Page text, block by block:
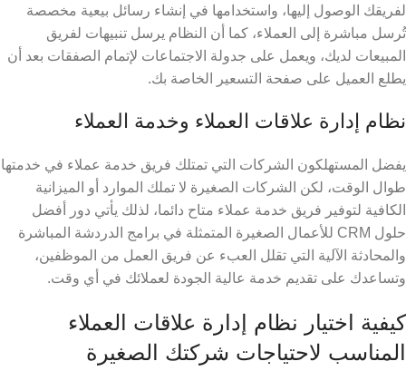
لفريقك الوصول إليها، واستخدامها في إنشاء رسائل بيعية مخصصة
تُرسل مباشرة إلى العملاء، كما أن النظام يرسل تنبيهات لفريق
المبيعات لديك، ويعمل على جدولة الاجتماعات لإتمام الصفقات بعد أن
يطلع العميل على صفحة التسعير الخاصة بك.
نظام إدارة علاقات العملاء وخدمة العملاء
يفضل المستهلكون الشركات التي تمتلك فريق خدمة عملاء في خدمتها
طوال الوقت، لكن الشركات الصغيرة لا تملك الموارد أو الميزانية
الكافية لتوفير فريق خدمة عملاء متاح دائما، لذلك يأتي دور أفضل
حلول CRM للأعمال الصغيرة
المتمثلة في برامج الدردشة المباشرة
والمحادثة الآلية التي تقلل العبء عن فريق العمل من الموظفين،
وتساعدك على تقديم خدمة عالية الجودة لعملائك في أي وقت.
كيفية اختيار نظام إدارة علاقات العملاء
المناسب لاحتياجات شركتك الصغيرة